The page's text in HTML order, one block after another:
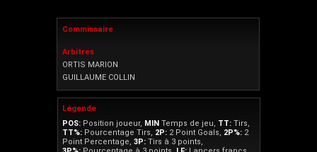
Commissaire
Arbitres
ORTIS MARION
GUILLAUME COLLIN
Légende
POS: Position joueur, MIN Temps de jeu, TT: Tirs,
TT%: Pourcentage Tirs, 2P: 2 Point Goals, 2P%: 2
Point Percentage, 3P: Tirs à 3 points,